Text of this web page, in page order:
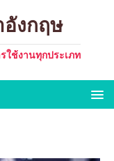
งกฤษ
ช้งานทุกประเภท